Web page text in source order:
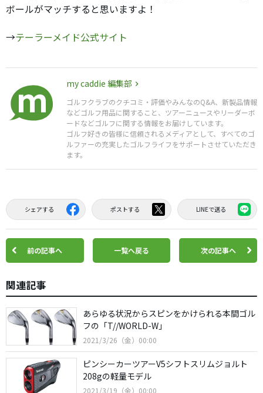
ボールがマッチすると思いますよ！
→テーラーメイド公式サイト
my caddie 編集部
ゴルフクラブのクチコミ・評価やみんなのQ&A、新製品情報
などゴルフ用品に関すること、ツアーニュースやリーダーボ
ードなどゴルフに関する情報をお届けしています。
ゴルフ好きの皆様に信頼されるメディアとして、すべてのゴ
ルファーの充実したゴルフライフをサポートさせていただき
ます。
シェアする ポストする LINEで送る
前の記事へ 一覧へ戻る 次の記事へ
関連記事
あらゆる状況からスピンをかけられる本間ゴル
フの「T//WORLD-W」
2021/3/26（金）00:00
ピンシーカーツアーV5シフトスリムジョルト
208gの軽量モデル
2021/3/19（金）00:00